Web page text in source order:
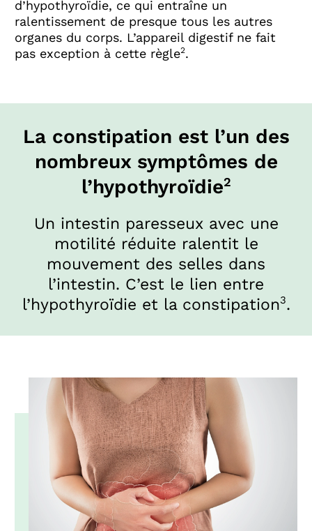
d’hypothyroïdie, ce qui entraîne un
ralentissement de presque tous les autres
organes du corps. L’appareil digestif ne fait
pas exception à cette règle2.
La constipation est l’un des
nombreux symptômes de
l’hypothyroïdie2
Un intestin paresseux avec une
motilité réduite ralentit le
mouvement des selles dans
l’intestin. C’est le lien entre
l’hypothyroïdie et la constipation3.